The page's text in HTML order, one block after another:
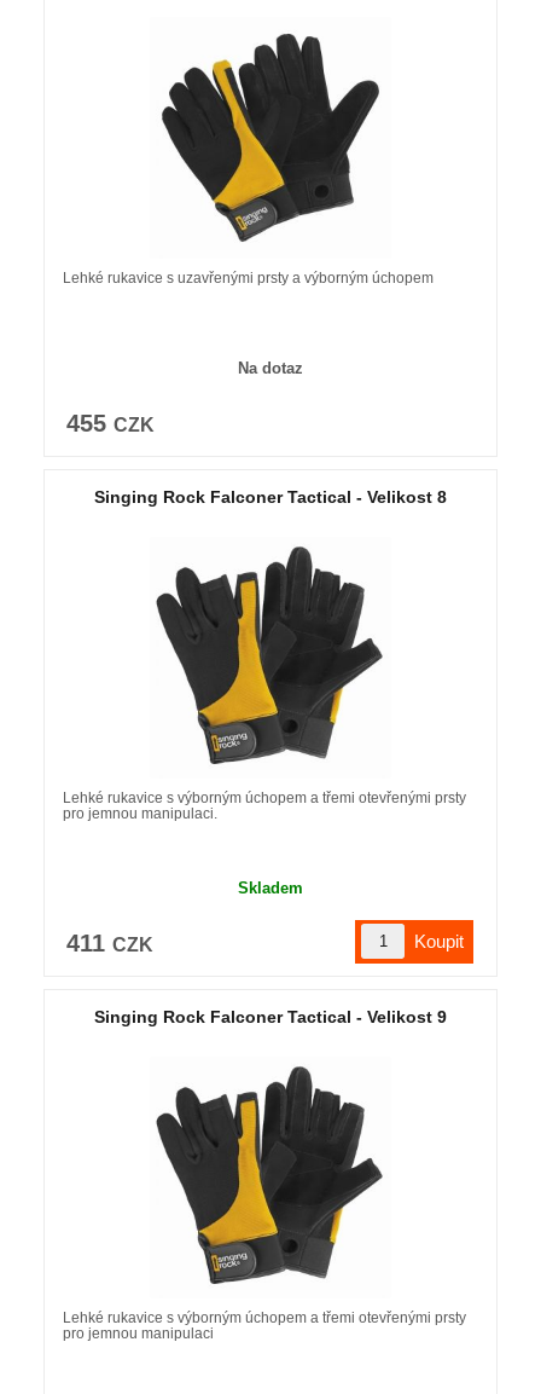
Lehké rukavice s uzavřenými prsty a výborným úchopem
Na dotaz
455 CZK
Singing Rock Falconer Tactical - Velikost 8
Lehké rukavice s výborným úchopem a třemi otevřenými prsty
pro jemnou manipulaci.
Skladem
411 CZK
Singing Rock Falconer Tactical - Velikost 9
Lehké rukavice s výborným úchopem a třemi otevřenými prsty
pro jemnou manipulaci